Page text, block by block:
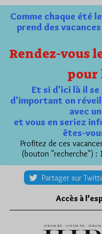
Comme chaque été
prend des
Rendez-vous
pour
Et si d'ici là il
d'important on
avec
et vous en seriez
êtes-
Profitez de ces
(bouton "recherche") :
Partager sur
Accès à